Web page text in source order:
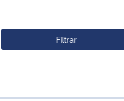
Filtrar